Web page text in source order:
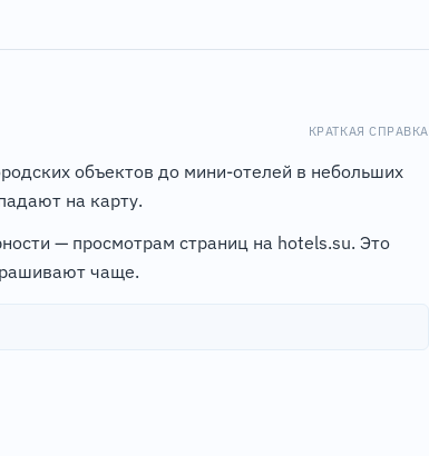
КРАТКАЯ СПРАВКА
объектов до мини-отелей в небольших
на карту.
— просмотрам страниц на hotels.su. Это
чаще.